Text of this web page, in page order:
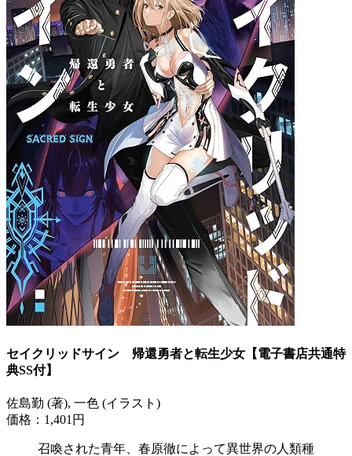
セイクリッドサイン 帰還勇者と転生少女【電子書店共通特
典SS付】
佐島勤 (著), 一色 (イラスト)
価格：1,401円
召喚された青年、春原徹によって異世界の人類種